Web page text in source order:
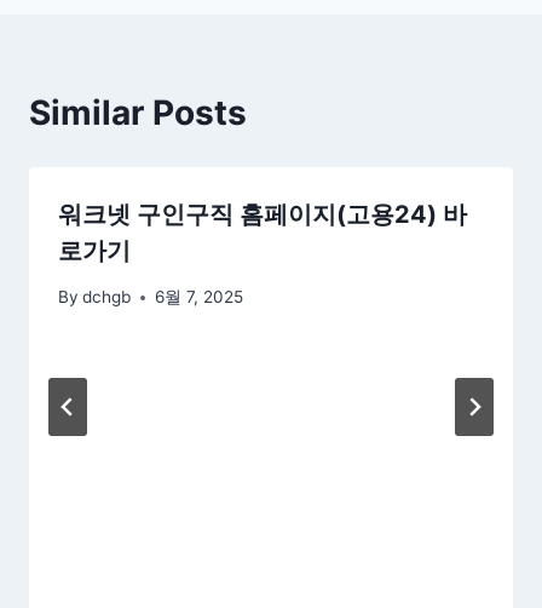
Similar Posts
워크넷 구인구직 홈페이지(고용24) 바
로가기
By dchgb 6월 7, 2025